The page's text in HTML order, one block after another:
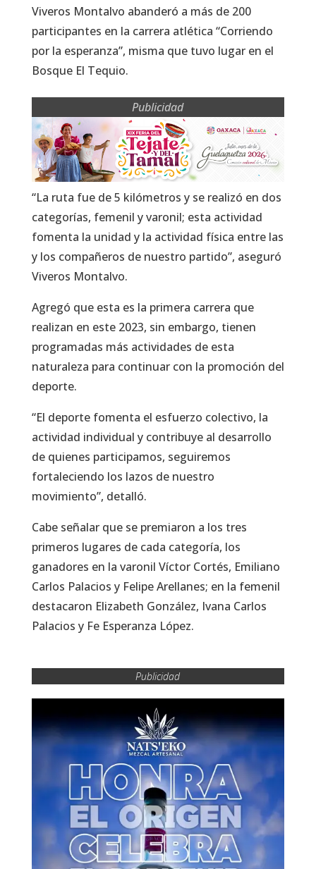
Viveros Montalvo abanderó a más de 200
participantes en la carrera atlética “Corriendo
por la esperanza”, misma que tuvo lugar en el
Bosque El Tequio.
Publicidad
“La ruta fue de 5 kilómetros y se realizó en dos
categorías, femenil y varonil; esta actividad
fomenta la unidad y la actividad física entre las
y los compañeros de nuestro partido”, aseguró
Viveros Montalvo.
Agregó que esta es la primera carrera que
realizan en este 2023, sin embargo, tienen
programadas más actividades de esta
naturaleza para continuar con la promoción del
deporte.
“El deporte fomenta el esfuerzo colectivo, la
actividad individual y contribuye al desarrollo
de quienes participamos, seguiremos
fortaleciendo los lazos de nuestro
movimiento”, detalló.
Cabe señalar que se premiaron a los tres
primeros lugares de cada categoría, los
ganadores en la varonil Víctor Cortés, Emiliano
Carlos Palacios y Felipe Arellanes; en la femenil
destacaron Elizabeth González, Ivana Carlos
Palacios y Fe Esperanza López.
Publicidad